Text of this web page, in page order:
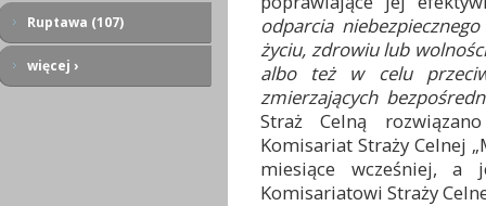
Ruptawa (107)
więcej ›
odparcia
życiu, zdrowiu lub
albo też w celu
zmierzających
Straż Celną
Komisariat Straży Celnej
miesiące wcześniej, a
Komisariatowi Straży